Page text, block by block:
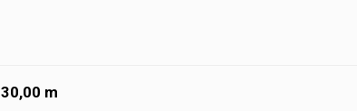
30,00 m